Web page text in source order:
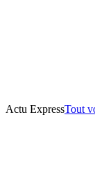
Actu ExpressTout